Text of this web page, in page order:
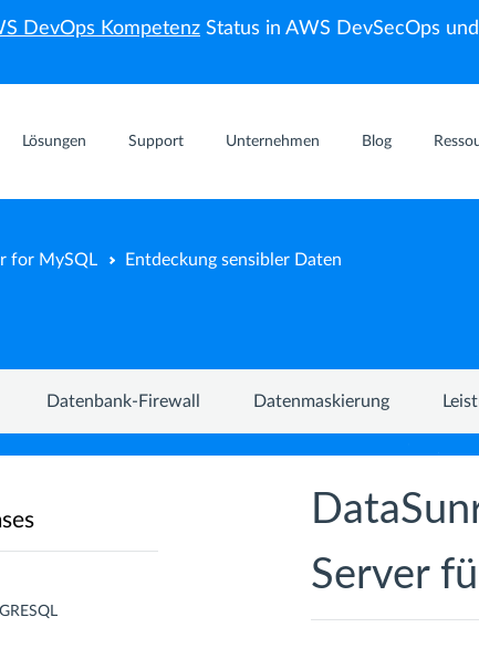
DevOps Kompetenz Status in AWS DevSecOps
Lösungen Support Unternehmen Blog
for MySQL Entdeckung sensibler Daten
Datenbank-Firewall Datenmaskierung
Server